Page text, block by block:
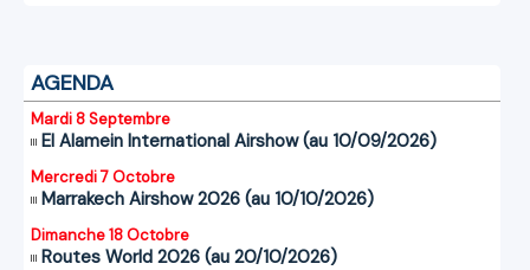
AGENDA
Mardi 8 Septembre
El Alamein International Airshow (au 10/09/2026)
Mercredi 7 Octobre
Marrakech Airshow 2026 (au 10/10/2026)
Dimanche 18 Octobre
Routes World 2026 (au 20/10/2026)